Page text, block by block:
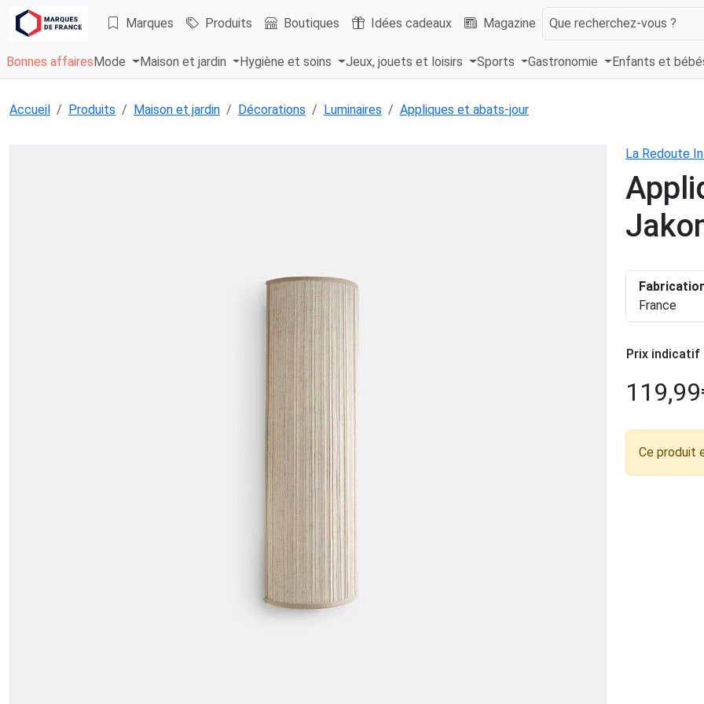
Marques Produits Boutiques Idées cadeaux Magazine Que recherchez-vous ?
Bonnes affaires Mode Maison et jardin Hygiène et soins Jeux, jouets et loisirs Sports Gastronomie Enfants et
Accueil Produits Maison et jardin Décorations Luminaires Appliques et abats-jour
La Redoute
France
Prix indicatif
119,99
Ce produit